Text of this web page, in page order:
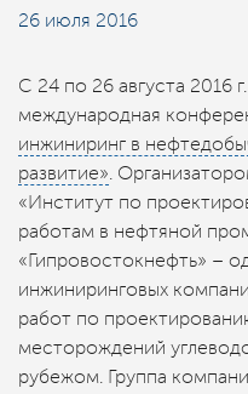
26 июля 2016
С 24 по 26 августа 2016
международная
инжиниринг в
развитие».
«Институт по
работам в нефтяной
«Гипровостокнефть» –
инжиниринговых
работ по
месторождений
рубежом. Группа